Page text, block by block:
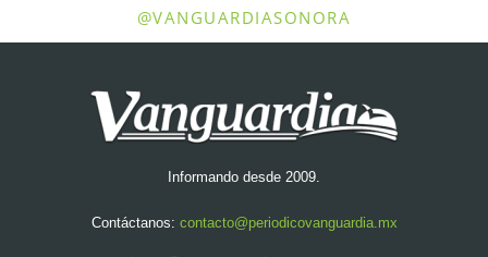
@VANGUARDIASONORA
Informando desde 2009.
Contáctanos: contacto@periodicovanguardia.mx